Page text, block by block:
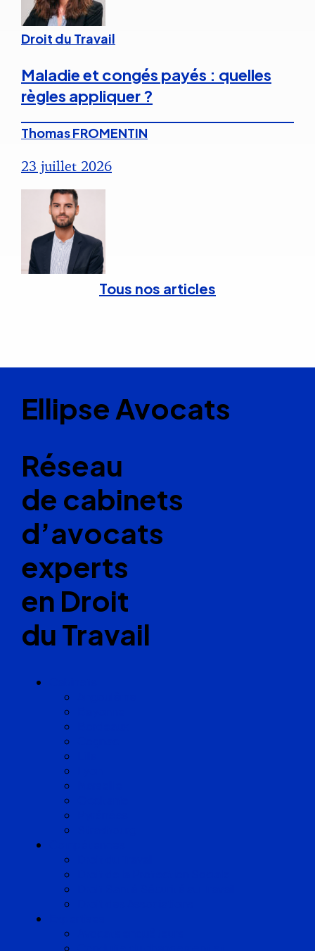
Droit du Travail
Maladie et congés payés : quelles
règles appliquer ?
Thomas FROMENTIN
23 juillet 2026
Tous nos articles
Ellipse Avocats
Réseau
de cabinets
d’avocats
experts
en Droit
du Travail